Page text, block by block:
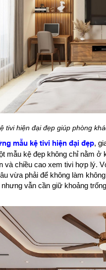
tivi hiện đại đẹp giúp phòng
mẫu kệ tivi hiện đại đẹp,
mẫu kệ đẹp không chỉ nằm ở
và chiều cao xem tivi hợp lý.
vừa phải để không làm
vẫn cần giữ khoảng